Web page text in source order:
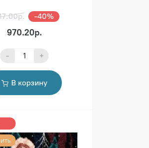
-40%
970.20р.
- +
В корзину